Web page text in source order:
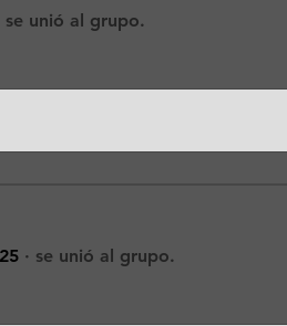
se unió al grupo.
· se unió al grupo.